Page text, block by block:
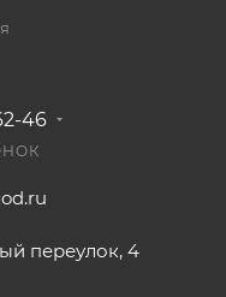
46
переулок, 4